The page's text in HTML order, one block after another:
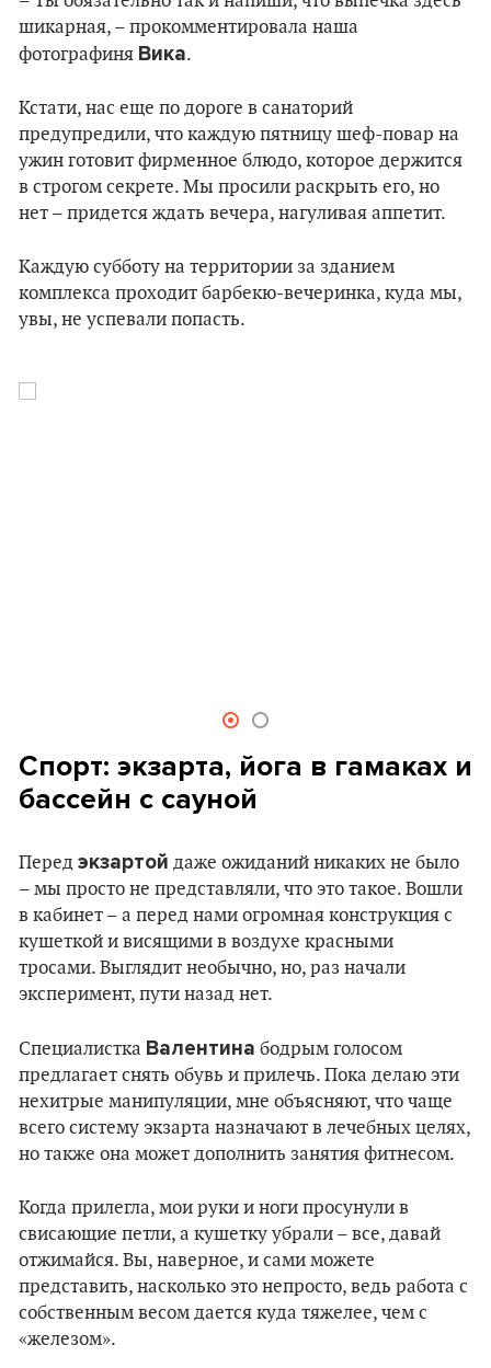
шикарная, – прокомментировала наша
фотографиня Вика.
Кстати, нас еще по дороге в санаторий
предупредили, что каждую пятницу шеф-повар на
ужин готовит фирменное блюдо, которое держится
в строгом секрете. Мы просили раскрыть его, но
нет – придется ждать вечера, нагуливая аппетит.
Каждую субботу на территории за зданием
комплекса проходит барбекю-вечеринка, куда мы,
увы, не успевали попасть.
Спорт: экзарта, йога в гамаках и
бассейн с сауной
Перед экзартой даже ожиданий никаких не было
– мы просто не представляли, что это такое. Вошли
в кабинет – а перед нами огромная конструкция с
кушеткой и висящими в воздухе красными
тросами. Выглядит необычно, но, раз начали
эксперимент, пути назад нет.
Специалистка Валентина бодрым голосом
предлагает снять обувь и прилечь. Пока делаю эти
нехитрые манипуляции, мне объясняют, что чаще
всего систему экзарта назначают в лечебных целях,
но также она может дополнить занятия фитнесом.
Когда прилегла, мои руки и ноги просунули в
свисающие петли, а кушетку убрали – все, давай
отжимайся. Вы, наверное, и сами можете
представить, насколько это непросто, ведь работа с
собственным весом дается куда тяжелее, чем с
«железом».